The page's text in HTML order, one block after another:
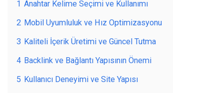
1 Anahtar Kelime Seçimi ve Kullanımı
2 Mobil Uyumluluk ve Hız Optimizasyonu
3 Kaliteli İçerik Üretimi ve Güncel Tutma
4 Backlink ve Bağlantı Yapısının Önemi
5 Kullanıcı Deneyimi ve Site Yapısı